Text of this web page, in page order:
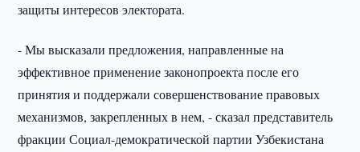
защиты интересов электората.
- Мы высказали предложения, направленные на
эффективное применение законопроекта после его
принятия и поддержали совершенствование правовых
механизмов, закрепленных в нем, - сказал представитель
фракции Социал-демократической партии Узбекистана